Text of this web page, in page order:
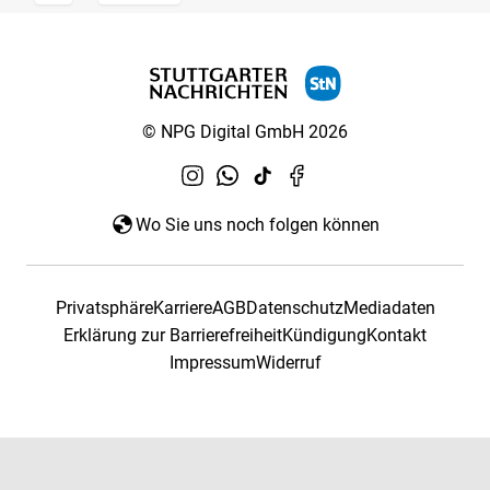
© NPG Digital GmbH 2026
Wo Sie uns noch folgen können
PrivatsphäreKarriereAGBDatenschutzMediadaten
Erklärung zur BarrierefreiheitKündigungKontakt
ImpressumWiderruf